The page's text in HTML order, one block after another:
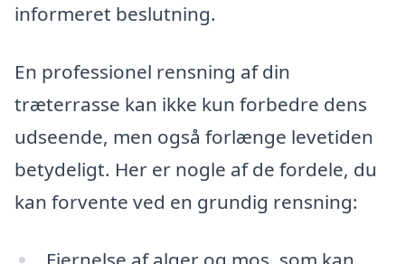
informeret beslutning.
En professionel rensning af din
træterrasse kan ikke kun forbedre dens
udseende, men også forlænge levetiden
betydeligt. Her er nogle af de fordele, du
kan forvente ved en grundig rensning: